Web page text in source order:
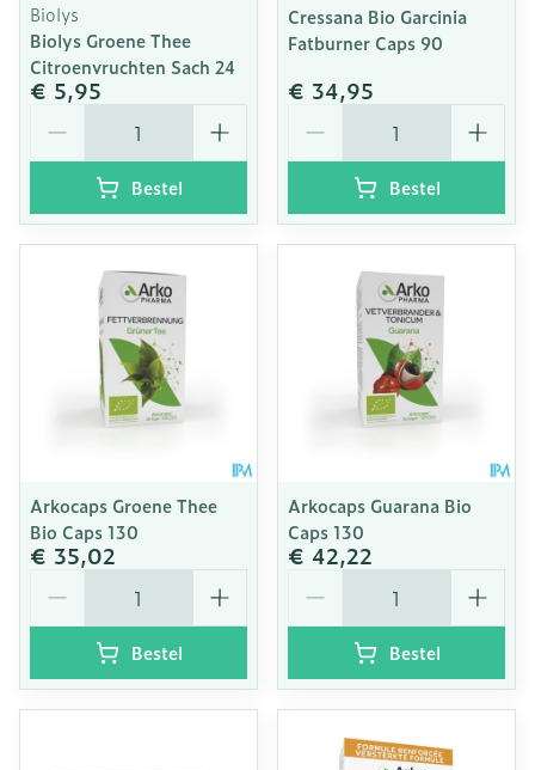
Biolys
Biolys Groene Thee
Citroenvruchten Sach 24
€ 5,95
Bestel
Cressana Bio Garcinia
Fatburner Caps 90
€ 34,95
Bestel
Arkocaps Groene Thee
Bio Caps 130
€ 35,02
Bestel
Arkocaps Guarana Bio
Caps 130
€ 42,22
Bestel